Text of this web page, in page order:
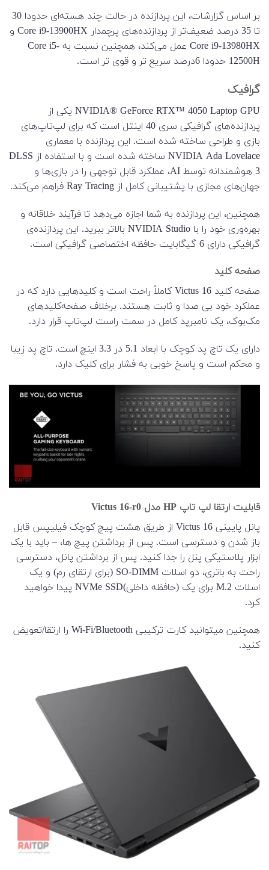
بر اساس گزارشات، این پردازنده در حالت چند هسته‌ای حدودا 30
تا 35 درصد ضعیف‌تر از پردازنده‌های پرچمدار Core i9-13900HX و
Core i9-13980HX عمل می‌کند، همچنین نسبت به Core i5-
12500H حدودا 6درصد سریع تر و قوی تر است.
گرافیک
NVIDIA® GeForce RTX™ 4050 Laptop GPU یکی از
پردازنده‌های گرافیکی سری 40 اینتل است که برای لپ‌تاپ‌های
بازی و طراحی ساخته شده است. این پردازنده با معماری
NVIDIA Ada Lovelace ساخته شده است و با استفاده از DLSS
3 هوشمندانه توسط AI، عملکرد قابل توجهی را در بازی‌ها و
جهان‌های مجازی با پشتیبانی کامل از Ray Tracing فراهم می‌کند.
همچنین، این پردازنده به شما اجازه می‌دهد تا فرآیند خلاقانه و
بهره‌وری خود را با NVIDIA Studio بالاتر ببرید. این پردازنده‌ی
گرافیکی دارای 6 گیگابایت حافظه اختصاصی گرافیکی است.
صفحه کلید
صفحه کلید Victus 16 کاملاً راحت است و کلیدهایی دارد که در
عملکرد خود بی صدا و ثابت هستند. برخلاف صفحه‌کلیدهای
مک‌بوک، یک نامبرپد کامل در سمت راست لپ‌تاپ قرار دارد.
دارای یک تاچ پد کوچک با ابعاد 5.1 در 3.3 اینچ است.
تاچ پد زیبا
و محکم است و پاسخ خوبی به فشار برای کلیک دارد.
قابلیت ارتقا لپ تاپ HP مدل Victus 16-r0
پانل پایینی Victus 16 از طریق هشت پیچ کوچک فیلیپس قابل
باز شدن و دسترسی است. پس از برداشتن پیچ ها، – باید با یک
ابزار پلاستیکی پنل را جدا کنید. پس از برداشتن پانل، دسترسی
راحت به باتری، دو اسلات SO-DIMM (برای ارتقای رم) و یک
اسلات M.2 برای یک (حافظه داخلی)NVMe SSD پیدا خواهید
کرد.
همچنین میتوانید
کارت ترکیبی Wi-Fi/Bluetooth را ارتقا/تعویض
کنید.